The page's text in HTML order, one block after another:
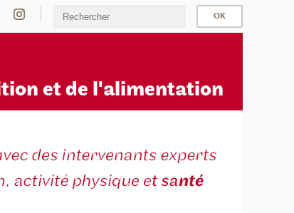
et de l'alimentation